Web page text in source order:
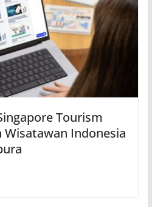
Tourism
Wisatawan Indonesia